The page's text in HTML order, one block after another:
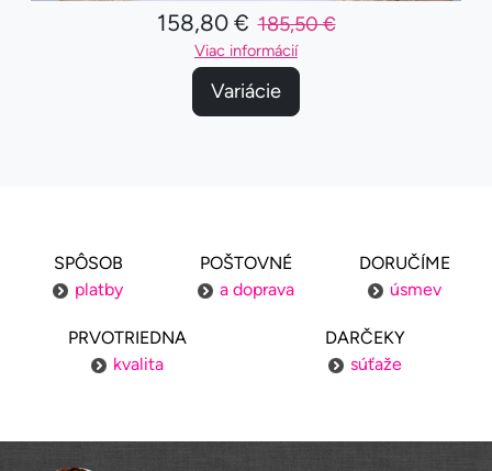
158,80 € 185,50 €
Viac informácií
Variácie
SPÔSOB
platby
POŠTOVNÉ
a doprava
DORUČÍME
úsmev
PRVOTRIEDNA
kvalita
DARČEKY
súťaže